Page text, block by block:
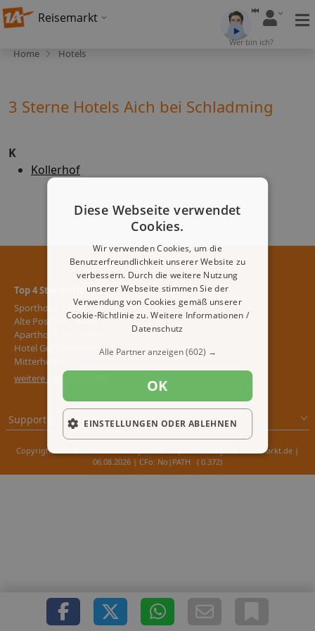
Reisemarkt
Wer bin ich?
Home Hotels
3 Sterne Hotels Aich bei Schladming
K
Kollerhof
Top 4 Sterne Hotels
Sporthotel Royer
Alte Post/ Posthotel
Aparthotel Ferienalm
Hotel Gut Raunerhof
Mitterhofer
weitere 4 Sterne Hotels
Support & Impressum
Copyright © 2000 - 2026 1A-Infosysteme.de | Content by: 1A-Reisemarkt.de |
06.08.2026 | CFo: No|PATH ( 0.372)
Diese Webseite verwendet
Cookies.
Wir verwenden Cookies, um die
Benutzerfreundlichkeit unserer Website zu
verbessern. Durch die weitere Nutzung
unserer Webseite stimmen Sie der
Verwendung von Cookies gemäß unserer
Cookie-Richtlinie zu.Weitere Informationen /
Datenschutz
Alle Partner anzeigen(602) →
OK
EINSTELLUNGEN ODER ABLEHNEN